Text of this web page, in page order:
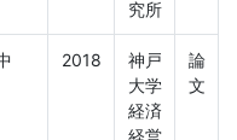
究所
2018
神戸
大学
経済
経営
論
文